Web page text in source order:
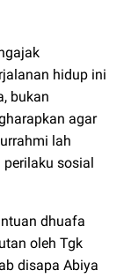
hidup ini
bukan
agar
lah
sosial
dhuafa
oleh Tgk
disapa Abiya